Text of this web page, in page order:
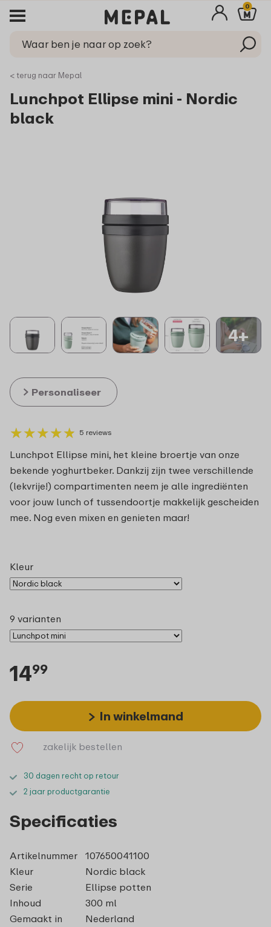
0
< terug naar Mepal
Lunchpot Ellipse mini - Nordic
black
4+
★★★★★
★★★★★ 5 reviews
Lunchpot Ellipse mini, het kleine broertje van onze
bekende yoghurtbeker. Dankzij zijn twee verschillende
(lekvrije!) compartimenten neem je alle ingrediënten
voor jouw lunch of tussendoortje makkelijk gescheiden
mee. Nog even mixen en genieten maar!
Personaliseer
Kleur
9 varianten
1499
In winkelmand
zakelijk bestellen
30 dagen recht op retour
2 jaar productgarantie
Specificaties
Artikelnummer
107650041100
Kleur
Nordic black
Serie
Ellipse potten
Inhoud
300 ml
Gemaakt in
Nederland